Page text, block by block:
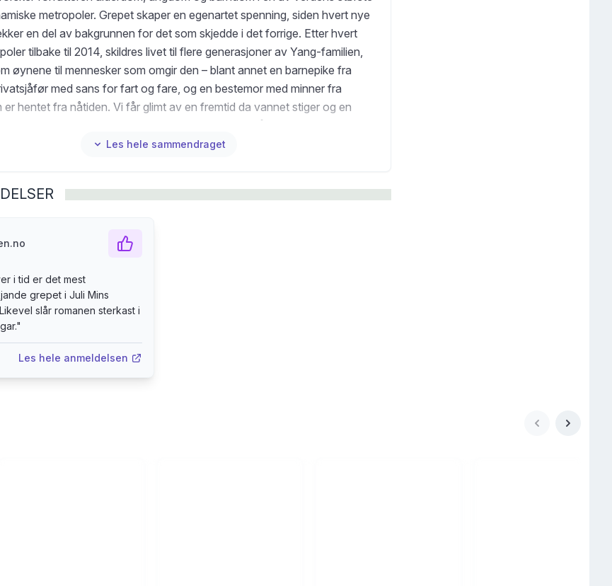
metropoler. Grepet skaper en egenartet spenning, siden hvert nye
en del av bakgrunnen for det som skjedde i det forrige. Etter hvert
tilbake til 2014, skildres livet til flere generasjoner av Yang-familien,
øynene til mennesker som omgir den – blant annet en barnepike fra
med sans for fart og fare, og en bestemor med minner fra
hentet fra nåtiden. Vi får glimt av en fremtid da vannet stiger og en
og den lagdelte opplevelsen av tid i revers – samt et spennende bilde
Les hele sammendraget
i tid er det mest
grepet i Juli Mins
slår romanen sterkast i
"
Les hele anmeldelsen